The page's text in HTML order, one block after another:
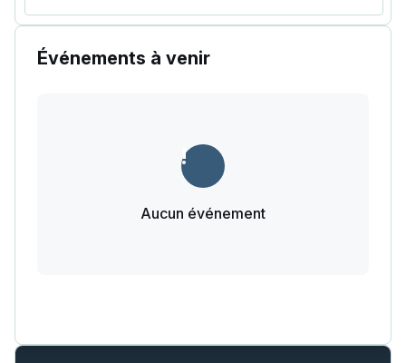
Événements à venir
Aucun événement